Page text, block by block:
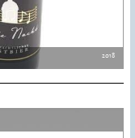
2018